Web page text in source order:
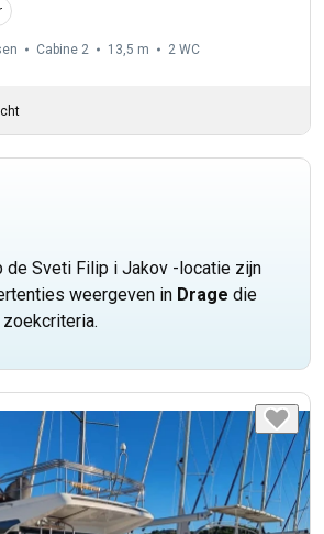
Cabine 2 13,5 m 2 WC
de Sveti Filip i Jakov -locatie zijn
weergeven in Drage die